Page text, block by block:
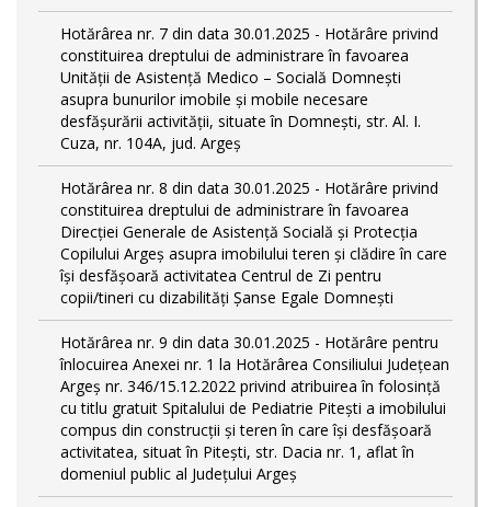
Hotărârea nr. 7 din data 30.01.2025 - Hotărâre privind
constituirea dreptului de administrare în favoarea
Unității de Asistență Medico – Socială Domnești
asupra bunurilor imobile și mobile necesare
desfășurării activității, situate în Domnești, str. Al. I.
Cuza, nr. 104A, jud. Argeș
Hotărârea nr. 8 din data 30.01.2025 - Hotărâre privind
constituirea dreptului de administrare în favoarea
Direcției Generale de Asistență Socială și Protecția
Copilului Argeș asupra imobilului teren și clădire în care
își desfășoară activitatea Centrul de Zi pentru
copii/tineri cu dizabilități Șanse Egale Domnești
Hotărârea nr. 9 din data 30.01.2025 - Hotărâre pentru
înlocuirea Anexei nr. 1 la Hotărârea Consiliului Județean
Argeș nr. 346/15.12.2022 privind atribuirea în folosință
cu titlu gratuit Spitalului de Pediatrie Pitești a imobilului
compus din construcții și teren în care își desfășoară
activitatea, situat în Pitești, str. Dacia nr. 1, aflat în
domeniul public al Județului Argeș